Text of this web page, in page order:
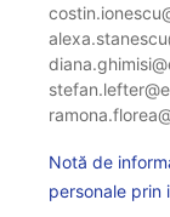
Notă de
personale prin